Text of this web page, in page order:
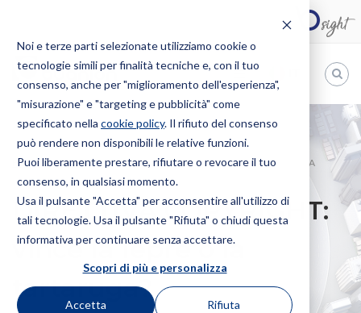
Noi e terze parti selezionate utilizziamo cookie o
tecnologie simili per finalità tecniche e, con il tuo
consenso, anche per "miglioramento dell'esperienza",
"misurazione" e "targeting e pubblicità" come
specificato nella cookie policy. Il rifiuto del consenso
può rendere non disponibili le relative funzioni.
Puoi liberamente prestare, rifiutare o revocare il tuo
consenso, in qualsiasi momento.
Usa il pulsante "Accetta" per acconsentire all'utilizzo di
tali tecnologie. Usa il pulsante "Rifiuta" o chiudi questa
informativa per continuare senza accettare.
Scopri di più e personalizza
Accetta Rifiuta
Bugnion
The
way
HOME NEWS
DIRETTIVA COPYRIGHT: VINCE LA LEPRE O LA
TARTARUGA?
DIRETTIVA COPYRIGHT:
vince la lepre o la
tartaruga?